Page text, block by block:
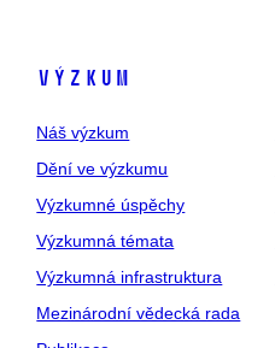
Výzkum
Náš výzkum
Dění ve výzkumu
Výzkumné úspěchy
Výzkumná témata
Výzkumná infrastruktura
Mezinárodní vědecká rada